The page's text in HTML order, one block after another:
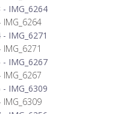
IMG_6264
IMG_6309